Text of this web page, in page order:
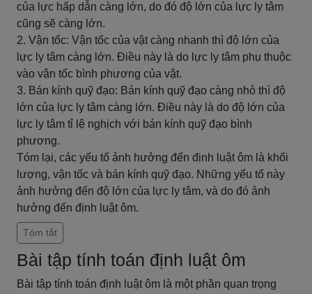
của lực hấp dẫn càng lớn, do đó độ lớn của lực ly tâm
cũng sẽ càng lớn.
2. Vận tốc: Vận tốc của vật càng nhanh thì độ lớn của
lực ly tâm càng lớn. Điều này là do lực ly tâm phụ thuộc
vào vận tốc bình phương của vật.
3. Bán kính quỹ đạo: Bán kính quỹ đạo càng nhỏ thì độ
lớn của lực ly tâm càng lớn. Điều này là do độ lớn của
lực ly tâm tỉ lệ nghịch với bán kính quỹ đạo bình
phương.
Tóm lại, các yếu tố ảnh hưởng đến định luật ôm là khối
lượng, vận tốc và bán kính quỹ đạo. Những yếu tố này
ảnh hưởng đến độ lớn của lực ly tâm, và do đó ảnh
hưởng đến định luật ôm.
Tóm tắt
Bài tập tính toán định luật ôm
Bài tập tính toán định luật ôm là một phần quan trọng